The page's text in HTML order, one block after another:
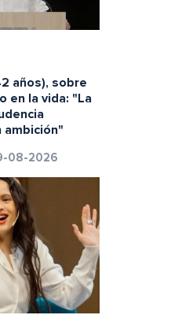
años), sobre
en la vida: "La
ambición"
08-2026